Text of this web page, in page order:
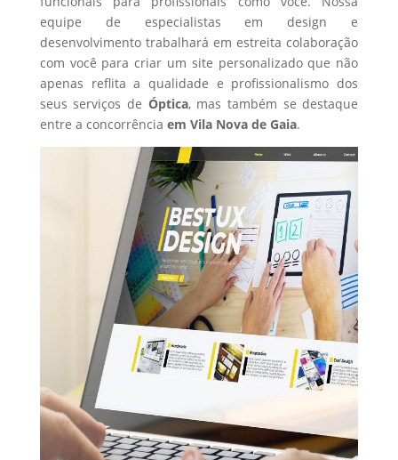
equipe de especialistas em design e
desenvolvimento trabalhará em estreita colaboração
com você para criar um site personalizado que não
apenas reflita a qualidade e profissionalismo dos
seus serviços de Óptica, mas também se destaque
entre a concorrência em Vila Nova de Gaia.